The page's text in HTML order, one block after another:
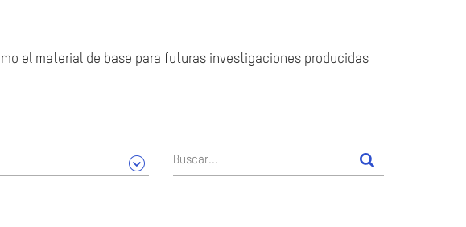
el material de base para futuras investigaciones producidas